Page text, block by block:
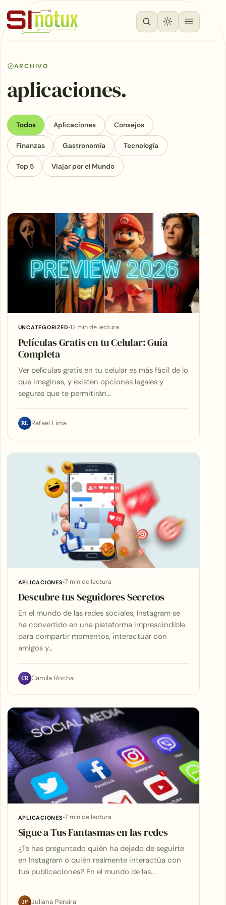
ARCHIVO
aplicaciones.
Todos Aplicaciones Consejos
Finanzas Gastronomía Tecnología
Top 5 Viajar por el Mundo
Articles
UNCATEGORIZED 12 min de lectura
Películas Gratis en tu Celular: Guía
Completa
Ver películas gratis en tu celular es más fácil de lo
que imaginas, y existen opciones legales y
seguras que te permitirán…
RL Rafael Lima
APLICACIONES 7 min de lectura
Descubre tus Seguidores Secretos
En el mundo de las redes sociales, Instagram se
ha convertido en una plataforma imprescindible
para compartir momentos, interactuar con
amigos y…
CR Camila Rocha
APLICACIONES 7 min de lectura
Sigue a Tus Fantasmas en las redes
¿Te has preguntado quién ha dejado de seguirte
en Instagram o quién realmente interactúa con
tus publicaciones? En el mundo de las…
JP Juliana Pereira